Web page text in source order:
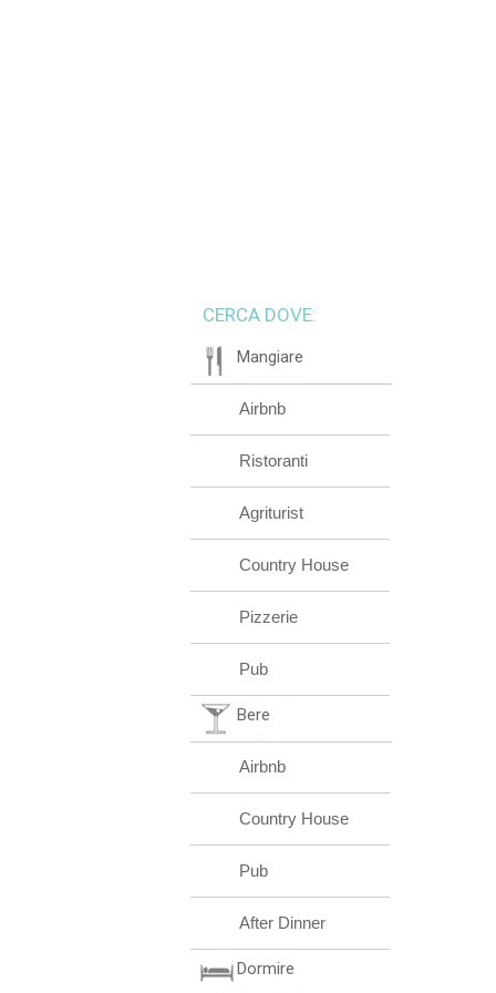
CERCA DOVE:
Mangiare
Airbnb
Ristoranti
Agriturist
Country House
Pizzerie
Pub
Bere
Airbnb
Country House
Pub
After Dinner
Dormire